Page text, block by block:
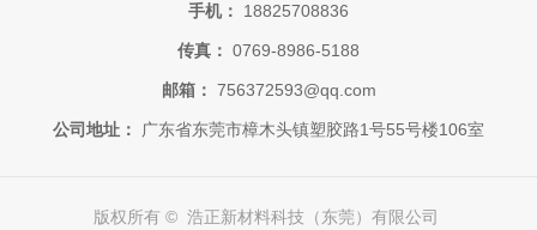
手机： 18825708836
传真： 0769-8986-5188
邮箱： 756372593@qq.com
公司地址： 广东省东莞市樟木头镇塑胶路1号55号楼106室
版权所有 © 浩正新材料科技（东莞）有限公司